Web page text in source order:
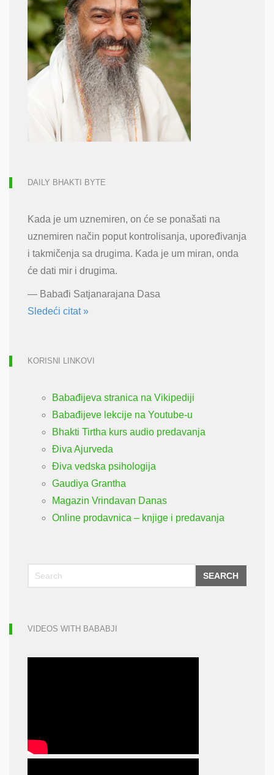
DAILY BHAKTI BYTE
Kada je um uznemiren, on će se ponašati na
uznemiren način poput kontrolisanja, upoređivanja
i takmičenja sa drugima. Kada je um miran, onda
će dati mir i drugima.
— Babađi Satjanarajana Dasa
Sledeći citat »
KORISNI LINKOVI
Babađijeva stranica na Vikipediji
Babađijeve lekcije na Youtube-u
Bhakti Tirtha kurs audio predavanja
Điva Ajurveda
Điva vedska psihologija
Gaudiya Grantha
Magazin Vrindavan Danas
Online prodavnica – knjige i predavanja
SEARCH
VIDEOS WITH BABABJI